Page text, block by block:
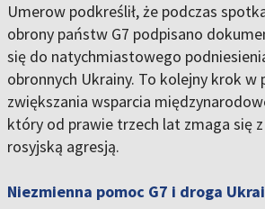
Umerow podkreślił, że podczas
obrony państw G7 podpisano
się do natychmiastowego
obronnych Ukrainy. To kolejny krok w
zwiększania wsparcia
który od prawie trzech lat zmaga się z
rosyjską agresją.
Niezmienna pomoc G7 i droga